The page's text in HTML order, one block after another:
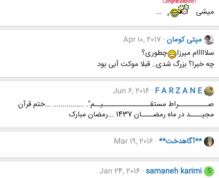
میشی
...
میتی کومان Apr 10, 2017
سلااااام میرزا
چطوری؟
چه خبرا؟ بزرگ شدی.. قبلا موکت آبی بود
F A R Z A N E
Jun 6, 2016
صــــــــــراط مستقــــــــــــــــیــم". ................ ...ختم قرآن
مجیــــد در ماه رمضــــان 1437 ...رمضان مبارک
**آگاهدخت** Mar 19, 2016
S
samaneh karimi
Jan 24, 2016